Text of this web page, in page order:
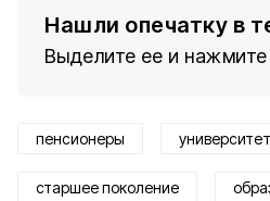
Нашли опечатку в
Выделите ее и нажмите
пенсионеры
старшее поколение